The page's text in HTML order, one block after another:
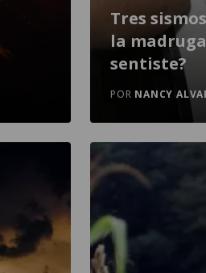
Tres
la
sentiste?
POR NANCY